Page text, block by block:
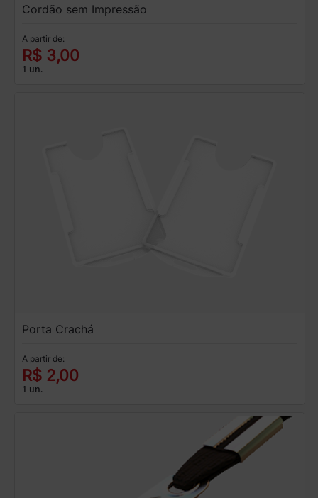
Cordão sem Impressão
A partir de:
R$ 3,00
1 un.
Porta Crachá
A partir de:
R$ 2,00
1 un.